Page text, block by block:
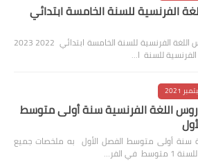
الفرنسية للسنة الخامسة ابتدائي
مراجعة شاملة و ملخص دروس اللغة الفرنسية للسنة الخامسة ابتدائي 2022 2023
للسنة ا…
اللغة الفرنسية سنة أولى متوسط
سنة أولى متوسط الفصل الأول به ملخصات جميع
الفر…